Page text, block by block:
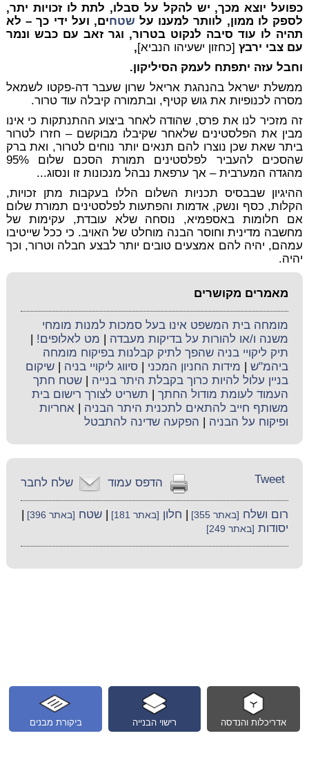
כפועל יוצא מכך, יש להקל על סבלו, לתת לו זכויות יתר,
לספק לו ממון, לוותר למענו על שטחים, ועל ידי כך – לא
תהיה לו עוד סיבה לנקוט בטרור, וגר זאב עם כבש ונמר
עם צבי ירבץ [כחזון ישעיהו הנביא],
וחבל עזה יתפתח לעמק הסיליקון.
ממשלת ישראל בהנהגת אריאל שרון שעבר דה-פקטו לשמאל
מסרה לכנופיות את גוש קטיף, ובתמורה קיבלה עוד טרור.
זה מזכיר לנו את פרס, שהודה לאחר ביצוע ההתנתקות כי אינו
מבין את הפלסטינים שלאחר שקיבלו מבוקשם – חזרו לטרור
ביתר שאת שכן נוצרו להם תנאים יותר נוחים לטרור, ואת ברק
שהסכים להעביר לפלסטינים תמורת הסכם שלום 95%
מהגדה המערבית – אך ערפאת נבהל מנכונות זו ונסוג...
ההיגיון שבבסיס תכניות השלום הללו בעקבות מתן זכויות,
הקלות, כסף ונשק, אדמות והפתעות לפלסטינים תמורת שלום
אם חלומות באספמיא, נוסחה שלא עובדת, עקימות של
מחשבה מדינית וחוסר הבנה מוחלט של האויב. כי ככל שייטיבו
עמהם, יהיה להם אמצעים טובים יותר לבצע חבלה וטרור, וכך
יהיה.
מאמרים מקושרים
מומחה בית המשפט אינו בעל סמכות למנות מומחי
משנה ו/או להורות על בדיקות מעבדה
מט לאלופים!
תיק ליקויי בניה שהפך לתיק קבלנות בפיקוח מומחה
ביהמ"ש
מידות החניון המכני |סיווג ליקויי בניה |שיקום
בניין עלול להיות כרוך בקבלת היתר בנייה |שטח חתך
העמוד לעומת מודול החתך
תשריט לצורך רישום בית
משותף חייב להתאים לתכנית היתר הבניה |אחריות
ופיקוח על הבניה
הפקעה שדינה להתבטל
שלח לחבר הדפס עמוד Tweet
רום ושלח [באתר 355] חלון [באתר 181] |שטח [באתר 396]
יסודות [באתר 249]
ביקורת מבנים רישוי הבנייה אדריכלות והנדסה